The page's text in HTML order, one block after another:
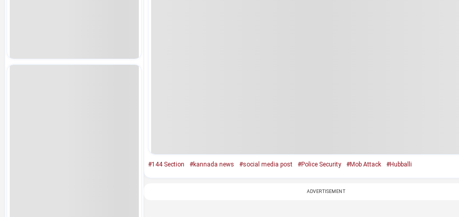
#144 Section #kannada news #social media post #Police Security #Mob Attack #Hubballi
ADVERTISEMENT